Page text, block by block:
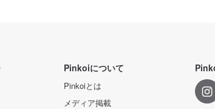
Pinkoiについて
Pinkoiとは
メディア掲載